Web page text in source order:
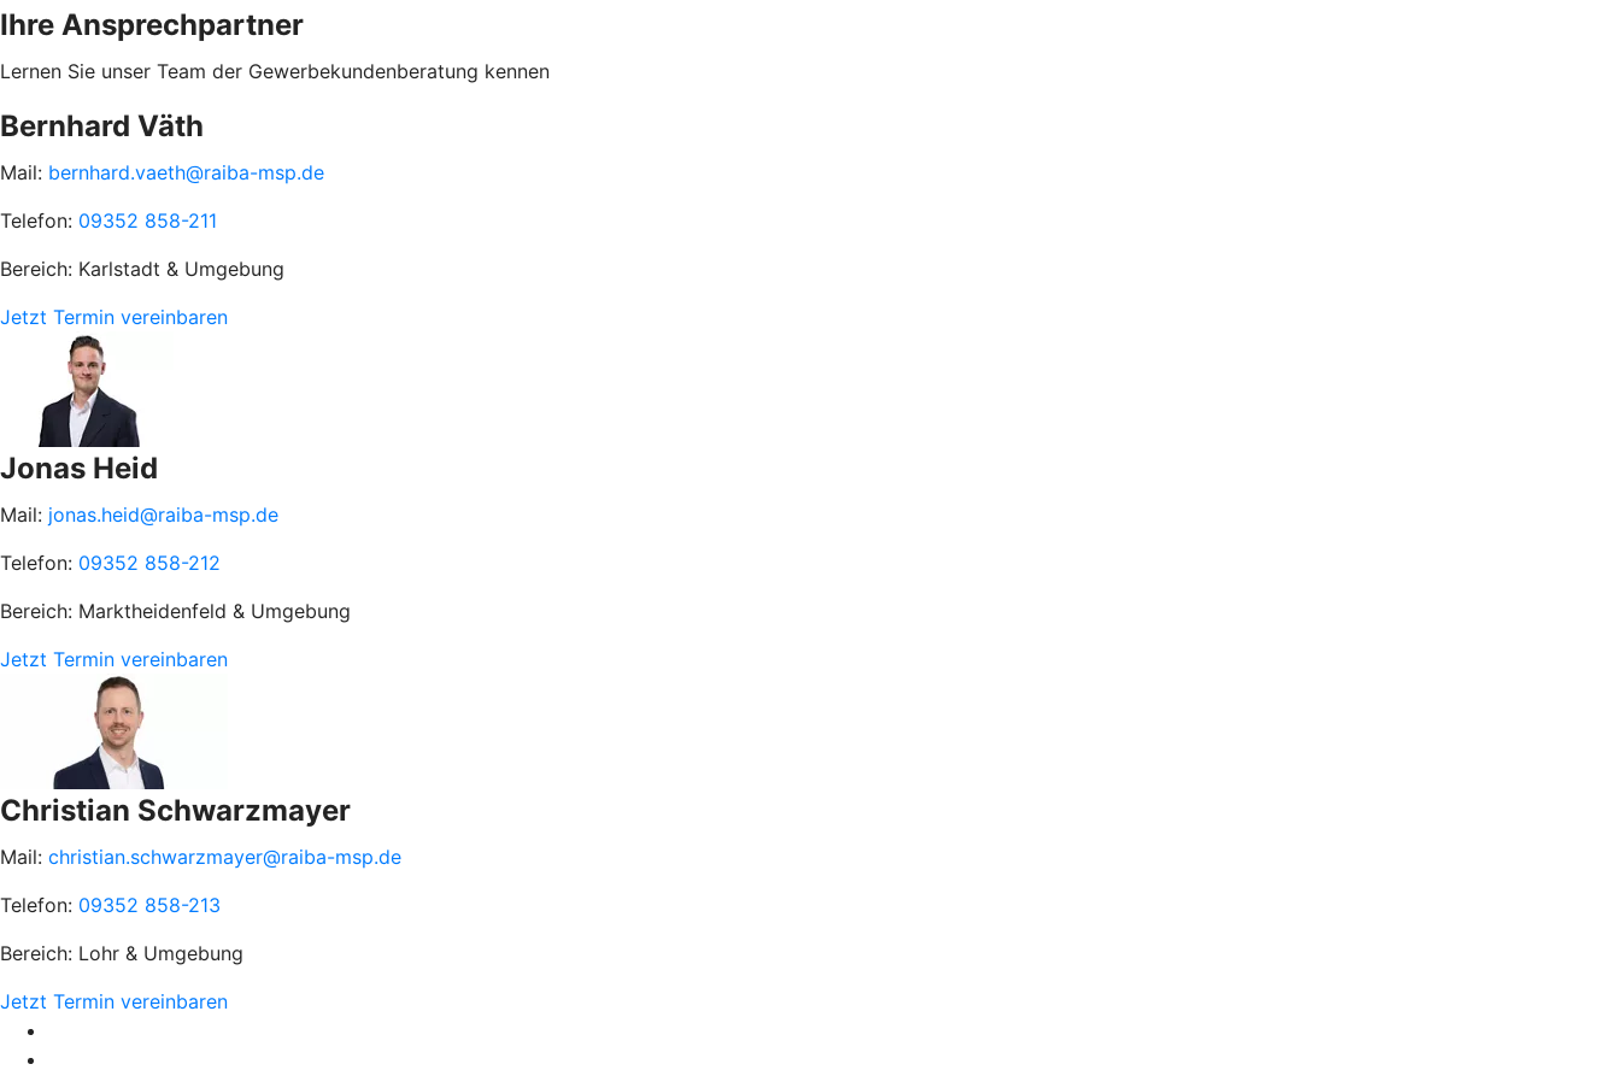
Ihre Ansprechpartner
Lernen Sie unser Team der Gewerbekundenberatung kennen
Bernhard Väth
Mail: bernhard.vaeth@raiba-msp.de
Telefon: 09352 858-211
Bereich: Karlstadt & Umgebung
Jetzt Termin vereinbaren
Jonas Heid
Mail: jonas.heid@raiba-msp.de
Telefon: 09352 858-212
Bereich: Marktheidenfeld & Umgebung
Jetzt Termin vereinbaren
Christian Schwarzmayer
Mail: christian.schwarzmayer@raiba-msp.de
Telefon: 09352 858-213
Bereich: Lohr & Umgebung
Jetzt Termin vereinbaren